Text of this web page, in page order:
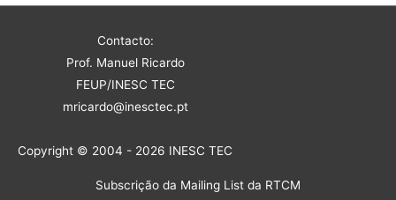
Contacto:
Prof. Manuel Ricardo
FEUP/INESC TEC
mricardo@inesctec.pt
Copyright © 2004 - 2026 INESC TEC
Subscrição da Mailing List da RTCM